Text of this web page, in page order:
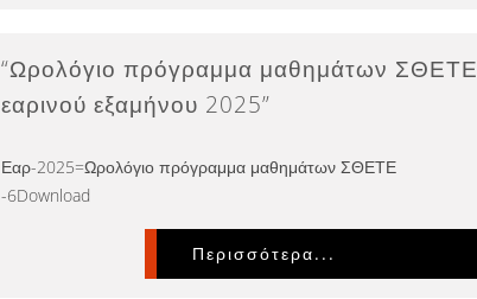
“Ωρολόγιο πρόγραμμα μαθημάτων ΣΘΕΤΕ
εαρινού εξαμήνου 2025”
Εαρ-2025=Ωρολόγιο πρόγραμμα μαθημάτων ΣΘΕΤΕ
-6Download
Περισσότερα...